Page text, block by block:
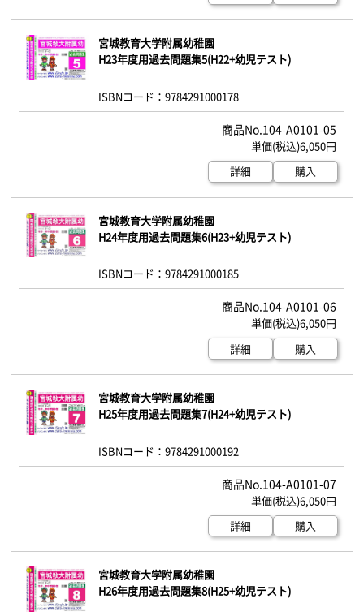
宮城教育大学附属幼稚園
H23年度用過去問題集5(H22+幼児テスト)
ISBNコード：9784291000178
104-A0101-05
6,050円
詳細
購入
宮城教育大学附属幼稚園
H24年度用過去問題集6(H23+幼児テスト)
ISBNコード：9784291000185
104-A0101-06
6,050円
詳細
購入
宮城教育大学附属幼稚園
H25年度用過去問題集7(H24+幼児テスト)
ISBNコード：9784291000192
104-A0101-07
6,050円
詳細
購入
宮城教育大学附属幼稚園
H26年度用過去問題集8(H25+幼児テスト)